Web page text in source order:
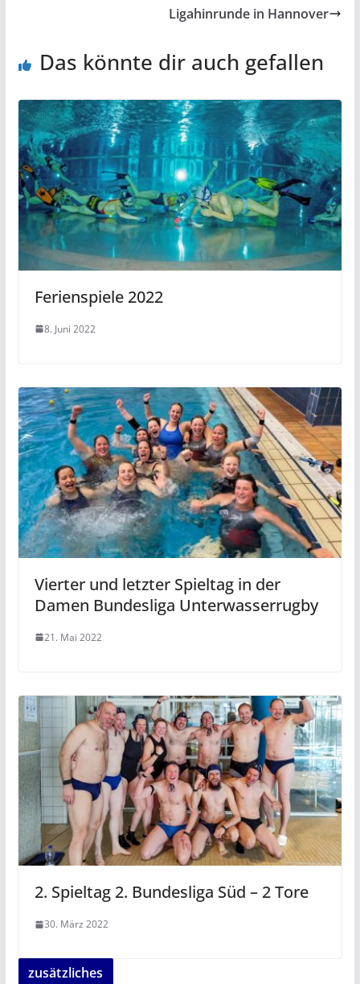
Ligahinrunde in Hannover
Das könnte dir auch gefallen
Ferienspiele 2022
8. Juni 2022
Vierter und letzter Spieltag in der
Damen Bundesliga Unterwasserrugby
21. Mai 2022
2. Spieltag 2. Bundesliga Süd – 2 Tore
30. März 2022
zusätzliches